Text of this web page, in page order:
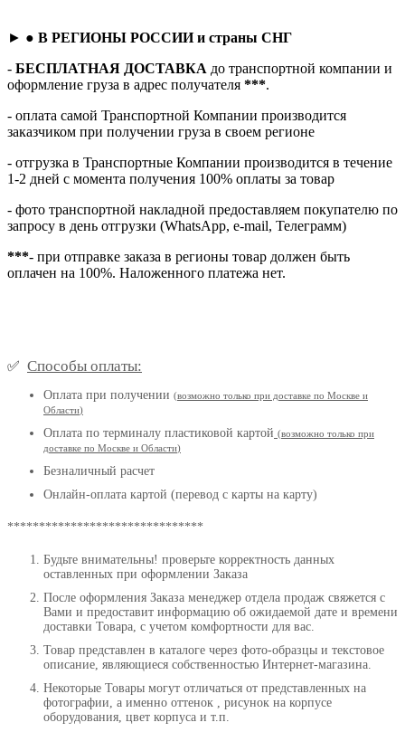
► ● В РЕГИОНЫ РОССИИ и страны СНГ
- БЕСПЛАТНАЯ ДОСТАВКА до транспортной компании и
оформление груза в адрес получателя ***.
- оплата самой Транспортной Компании производится
заказчиком при получении груза в своем регионе
- отгрузка в Транспортные Компании производится в течение
1-2 дней с момента получения 100% оплаты за товар
- фото транспортной накладной предоставляем покупателю по
запросу в день отгрузки (WhatsApp, e-mail, Телеграмм)
***- при отправке заказа в регионы товар должен быть
оплачен на 100%. Наложенного платежа нет.
✅ Способы оплаты:
Оплата при получении (возможно только при доставке по Москве и
Области)
Оплата по терминалу пластиковой картой (возможно только при
доставке по Москве и Области)
Безналичный расчет
Онлайн-оплата картой (перевод с карты на карту)
*******************************
Будьте внимательны! проверьте корректность данных
оставленных при оформлении Заказа
После оформления Заказа менеджер отдела продаж свяжется с
Вами и предоставит информацию об ожидаемой дате и времени
доставки Товара, с учетом комфортности для вас.
Товар представлен в каталоге через фото-образцы и текстовое
описание, являющиеся собственностью Интернет-магазина.
Некоторые Товары могут отличаться от представленных на
фотографии, а именно оттенок , рисунок на корпусе
оборудования, цвет корпуса и т.п.